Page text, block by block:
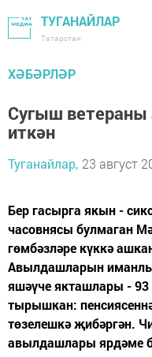
ТУГАНАЙЛАР
Татарстан
ХӘБӘРЛӘР
Сугыш ветераны
иткән
Туганайлар, 23 август
Бер гасырга якын -
часовнясы булмаган
гөмбәзләре күккә
Авылдашларын иманлы
яшәүче якташлары -
тырышкан:
төзелешкә җибәргән.
авылдашлары ярдәме